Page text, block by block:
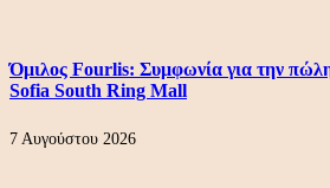
Όμιλος Fourlis: Συμφωνία για την
Sofia South Ring Mall
7 Αυγούστου 2026